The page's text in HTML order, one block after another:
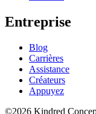
Entreprise
Blog
Carrières
Assistance
Créateurs
Appuyez
©2026 Kindred